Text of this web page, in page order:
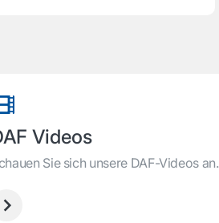
Videos
Sie sich unsere DAF-Videos an.